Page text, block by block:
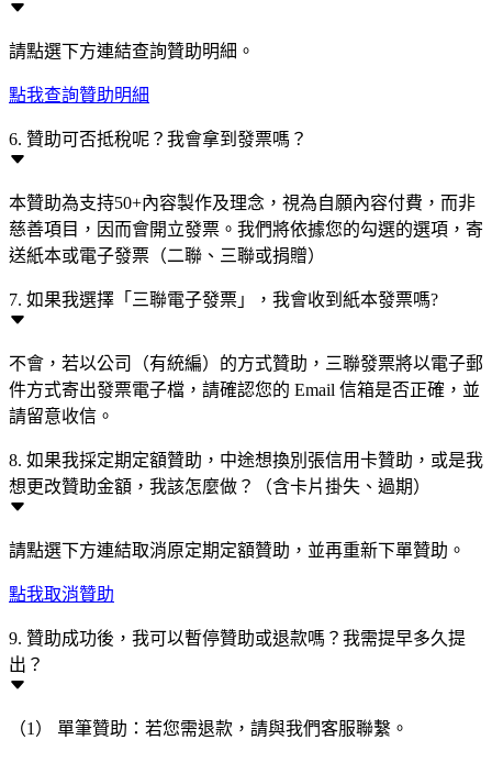
請點選下方連結查詢贊助明細。
點我查詢贊助明細
6. 贊助可否抵稅呢？我會拿到發票嗎？
本贊助為支持50+內容製作及理念，視為自願內容付費，而非
慈善項目，因而會開立發票。我們將依據您的勾選的選項，寄
送紙本或電子發票（二聯、三聯或捐贈）
7. 如果我選擇「三聯電子發票」，我會收到紙本發票嗎?
不會，若以公司（有統編）的方式贊助，三聯發票將以電子郵
件方式寄出發票電子檔，請確認您的 Email 信箱是否正確，並
請留意收信。
8. 如果我採定期定額贊助，中途想換別張信用卡贊助，或是我
想更改贊助金額，我該怎麼做？（含卡片掛失、過期）
請點選下方連結取消原定期定額贊助，並再重新下單贊助。
點我取消贊助
9. 贊助成功後，我可以暫停贊助或退款嗎？我需提早多久提
出？
（1） 單筆贊助：若您需退款，請與我們客服聯繫。